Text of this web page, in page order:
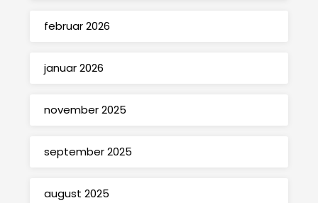
februar 2026
januar 2026
november 2025
september 2025
august 2025